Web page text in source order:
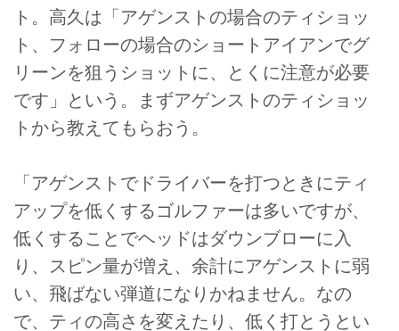
ト。高久は「アゲンストの場合のティショッ
ト、フォローの場合のショートアイアンでグ
リーンを狙うショットに、とくに注意が必要
です」という。まずアゲンストのティショッ
トから教えてもらおう。
「アゲンストでドライバーを打つときにティ
アップを低くするゴルファーは多いですが、
低くすることでヘッドはダウンブローに入
り、スピン量が増え、余計にアゲンストに弱
い、飛ばない弾道になりかねません。なの
で、ティの高さを変えたり、低く打とうとい